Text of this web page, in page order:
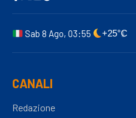
Sab 8 Ago, 03:55 +25°C
CANALI
Redazione